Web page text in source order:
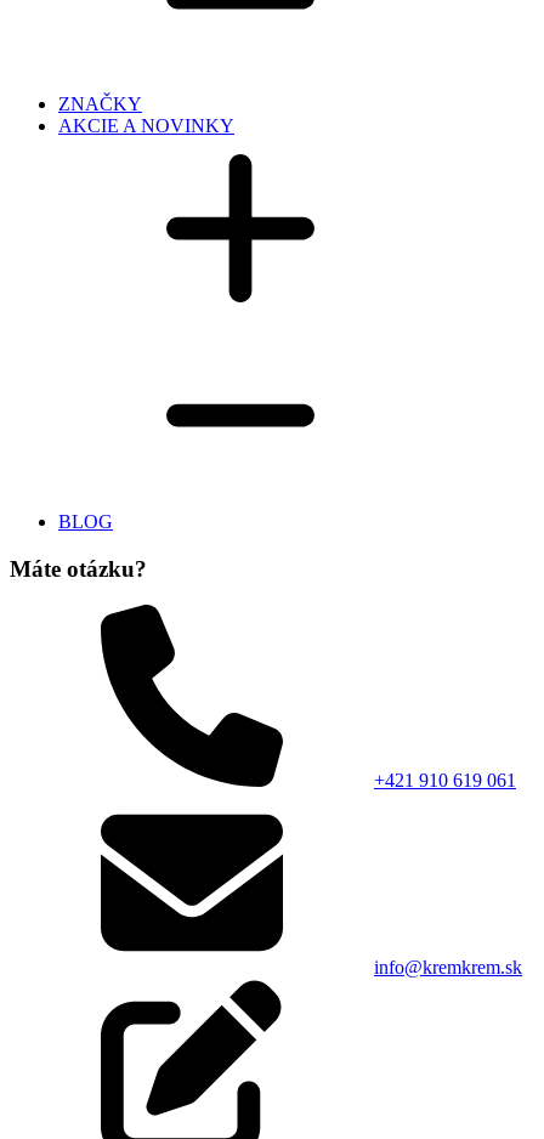
ZNAČKY
AKCIE A NOVINKY
BLOG
Máte otázku?
+421 910 619 061
info@kremkrem.sk